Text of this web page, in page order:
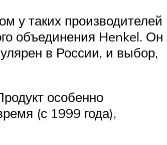
у таких производителей
объединения Henkel. Он
в России, и выбор,
особенно
(с 1999 года),